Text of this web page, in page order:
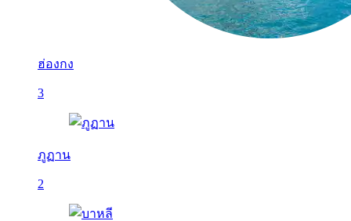
ฮ่องกง
3
ภูฏาน
2